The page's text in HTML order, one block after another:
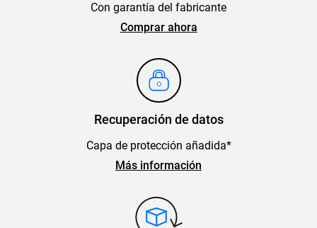
Con garantía del fabricante
Comprar ahora
Recuperación de datos
Capa de protección añadida*
Más información